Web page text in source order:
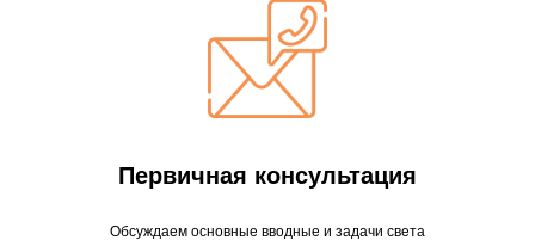
Первичная консультация
Обсуждаем основные вводные и задачи света